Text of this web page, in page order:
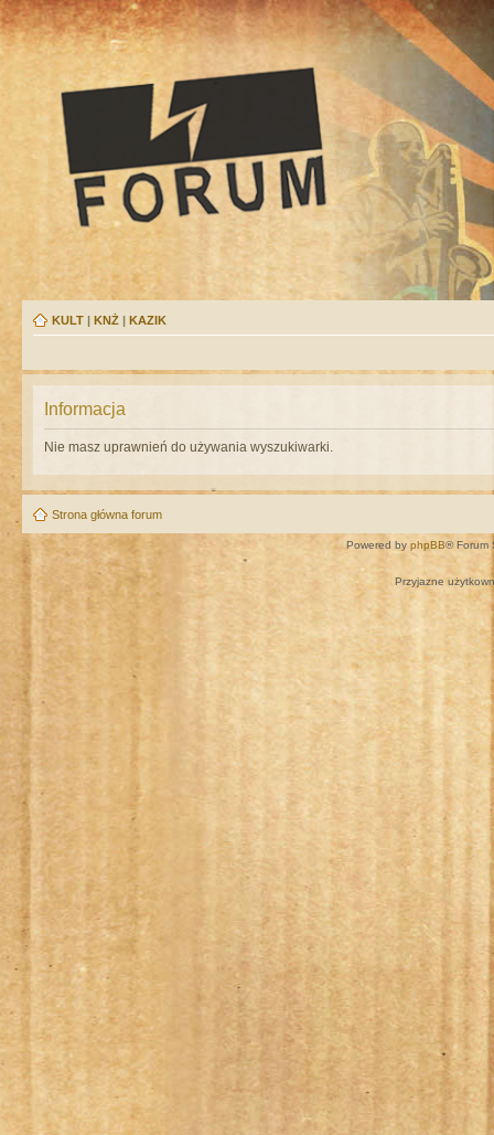
KULT | KNŻ | KAZIK
Informacja
Nie masz uprawnień do używania wyszukiwarki.
Strona główna forum
Powered by phpBB® Forum
Przyjazne